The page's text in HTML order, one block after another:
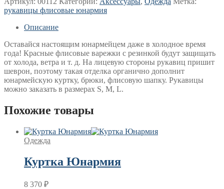
рукавицы флисовые юнармия
Описание
Оставайся настоящим юнармейцем даже в холодное время
года! Красные флисовые варежки с резинкой будут защищать
от холода, ветра и т. д. На лицевую стороны рукавиц пришит
шеврон, поэтому такая отделка органично дополнит
юнармейскую куртку, брюки, флисовую шапку. Рукавицы
можно заказать в размерах S, M, L.
Похожие товары
Одежда
Куртка Юнармия
8 370 ₽